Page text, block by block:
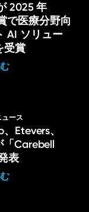
2025 年
で医療分野向
AI ソリュー
受賞
ース
Etevers、
「Carebell
表